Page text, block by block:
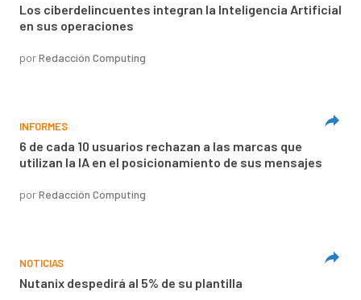
Los ciberdelincuentes integran la Inteligencia Artificial
en sus operaciones
porRedacción Computing
INFORMES
6 de cada 10 usuarios rechazan a las marcas que
utilizan la IA en el posicionamiento de sus mensajes
porRedacción Computing
NOTICIAS
Nutanix despedirá al 5% de su plantilla